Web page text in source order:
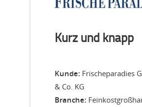
Kurz und knapp
Kunde: Frischeparadies
& Co. KG
Branche: